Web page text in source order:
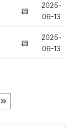
2025-
06-13
2025-
06-13